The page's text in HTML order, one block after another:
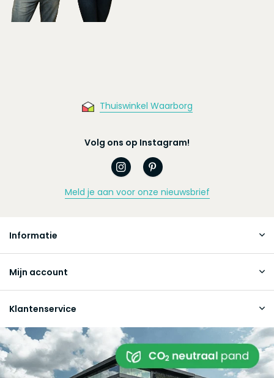
Thuiswinkel Waarborg
Volg ons op Instagram!
Meld je aan voor onze nieuwsbrief
Informatie
Mijn account
Klantenservice